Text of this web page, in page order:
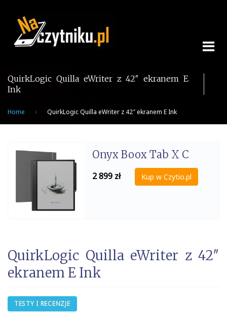
content
QuirkLogic Quilla eWriter z 42″ ekranem E
Ink
Home QuirkLogic Quilla eWriter z 42″ ekranem E Ink
Onyx Boox Tab X C
2 899 zł Kup w Czytio.pl
QuirkLogic Quilla eWriter z 42″
ekranem E Ink
TESTY I RECENZJE